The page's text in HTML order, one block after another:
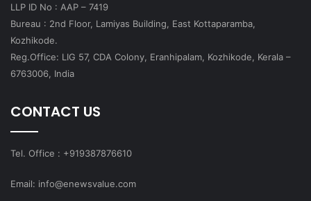
LLP ID No : AAP – 7419
Bureau : 2nd Floor, Lamiyas Building, East Kottaparamba,
Kozhikode.
Reg.Office: LIG 57, CDA Colony, Eranhipalam, Kozhikode, Kerala –
6763006, India
CONTACT US
Tel. Office : +919387876610
Email: info@enewsvalue.com